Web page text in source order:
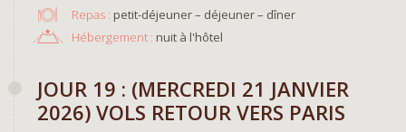
Repas : petit-déjeuner – déjeuner – dîner
Hébergement : nuit à l'hôtel
JOUR 19 : (MERCREDI 21 JANVIER
2026) VOLS RETOUR VERS PARIS